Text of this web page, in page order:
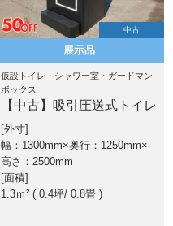
中古
展示品
仮設トイレ・シャワー室・ガードマン
ボックス
【中古】吸引圧送式トイレ
外寸
幅：1300mm×奥行：1250mm×
高さ：2500mm
面積
1.3ｍ² ( 0.4坪 0.8畳 )